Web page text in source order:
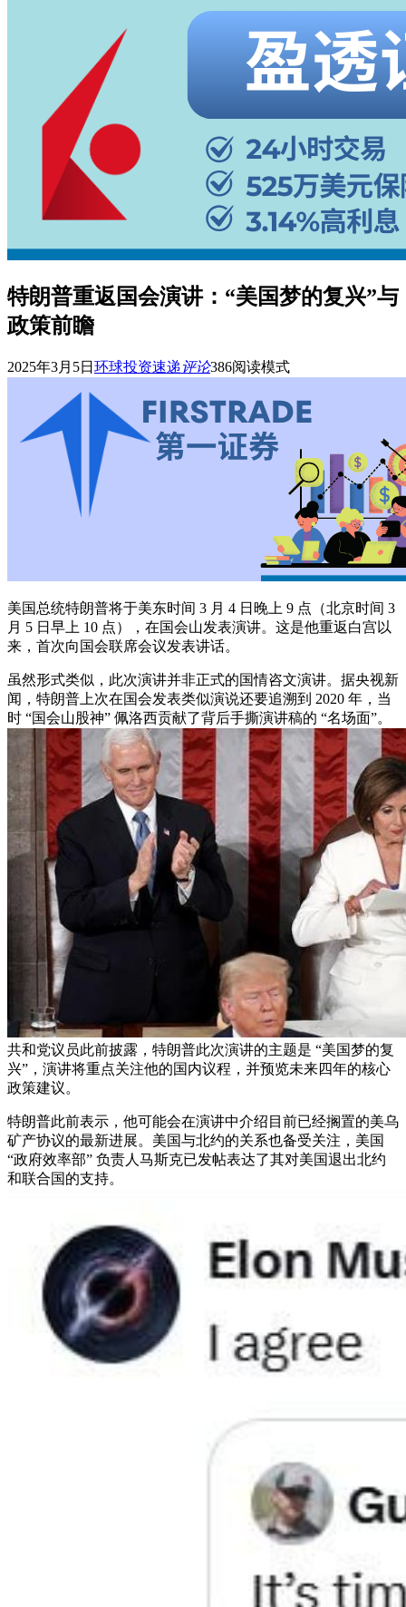
特朗普重返国会演讲：“美国梦的复兴”与
政策前瞻
2025年3月5日 环球投资速递评论386阅读模式
美国总统特朗普将于美东时间 3 月 4 日晚上 9 点（北京时间 3
月 5 日早上 10 点），在国会山发表演讲。这是他重返白宫以
来，首次向国会联席会议发表讲话。
虽然形式类似，此次演讲并非正式的国情咨文演讲。据央视新
闻，特朗普上次在国会发表类似演说还要追溯到 2020 年，当
时 “国会山股神” 佩洛西贡献了背后手撕演讲稿的 “名场面”。
共和党议员此前披露，特朗普此次演讲的主题是 “美国梦的复
兴”，演讲将重点关注他的国内议程，并预览未来四年的核心
政策建议。
特朗普此前表示，他可能会在演讲中介绍目前已经搁置的美乌
矿产协议的最新进展。美国与北约的关系也备受关注，美国
“政府效率部” 负责人马斯克已发帖表达了其对美国退出北约
和联合国的支持。